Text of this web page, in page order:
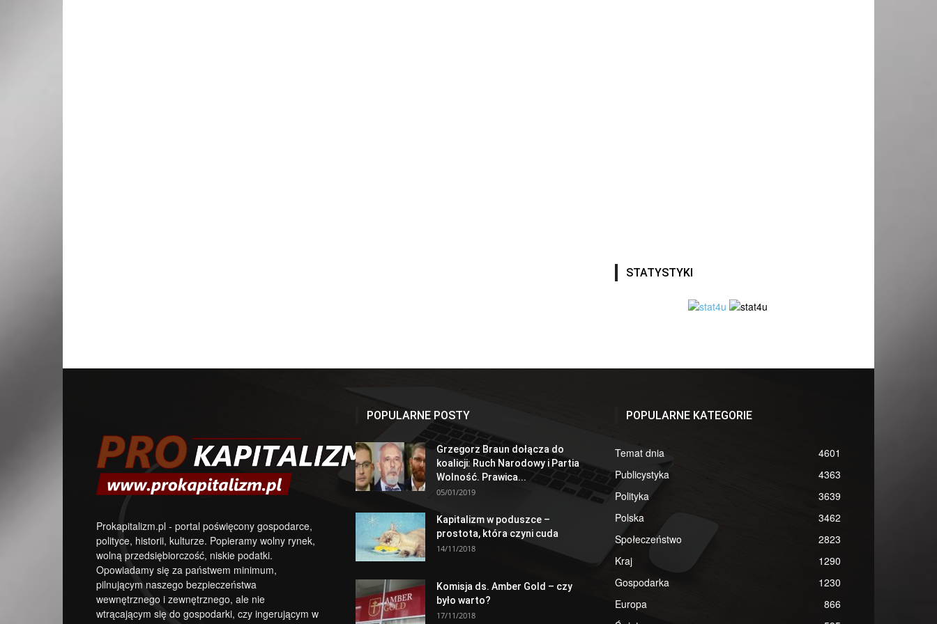
STATYSTYKI
Prokapitalizm.pl - portal poświęcony gospodarce,
polityce, historii, kulturze. Popieramy wolny rynek,
wolną przedsiębiorczość, niskie podatki.
Opowiadamy się za państwem minimum,
pilnującym naszego bezpieczeństwa
wewnętrznego i zewnętrznego, ale nie
wtrącającym się do gospodarki, czy ingerującym w
POPULARNE POSTY
Grzegorz Braun dołącza do
koalicji: Ruch Narodowy i Partia
Wolność. Prawica...
05/01/2019
Kapitalizm w poduszce –
prostota, która czyni cuda
14/11/2018
Komisja ds. Amber Gold – czy
było warto?
17/11/2018
POPULARNE KATEGORIE
Temat dnia
4601
Publicystyka
4363
Polityka
3639
Polska
3462
Społeczeństwo
2823
Kraj
1290
Gospodarka
1230
Europa
866